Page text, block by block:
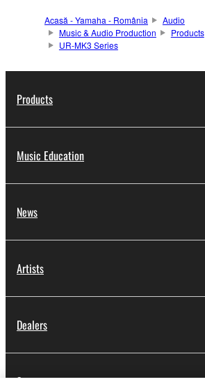
Acasă - Yamaha - România
Audio
Music & Audio Production
Products
UR-MK3 Series
Products
Music Education
News
Artists
Dealers
Support